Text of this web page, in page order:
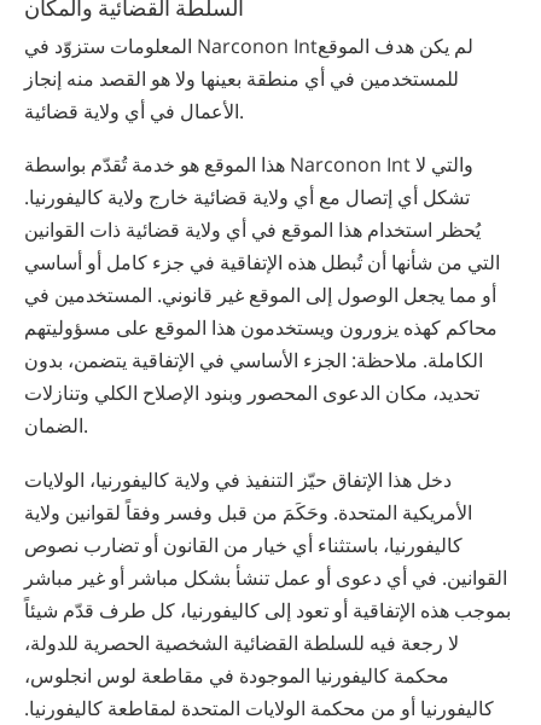
السلطة القضائية والمكان
المعلومات ستزوّد في Narconon Intلم يكن هدف الموقع
للمستخدمين في أي منطقة بعينها ولا هو القصد منه إنجاز
الأعمال في أي ولاية قضائية.
هذا الموقع هو خدمة تُقدّم بواسطة Narconon Int والتي لا
تشكل أي إتصال مع أي ولاية قضائية خارج ولاية كاليفورنيا.
يُحظر استخدام هذا الموقع في أي ولاية قضائية ذات القوانين
التي من شأنها أن تُبطل هذه الإتفاقية في جزء كامل أو أساسي
أو مما يجعل الوصول إلى الموقع غير قانوني. المستخدمين في
محاكم كهذه يزورون ويستخدمون هذا الموقع على مسؤوليتهم
الكاملة. ملاحظة: الجزء الأساسي في الإتفاقية يتضمن، بدون
تحديد، مكان الدعوى المحصور وبنود الإصلاح الكلي وتنازلات
الضمان.
دخل هذا الإتفاق حيّز التنفيذ في ولاية كاليفورنيا، الولايات
الأمريكية المتحدة. وحَكَمَ من قبل وفسر وفقاً لقوانين ولاية
كاليفورنيا، باستثناء أي خيار من القانون أو تضارب نصوص
القوانين. في أي دعوى أو عمل تنشأ بشكل مباشر أو غير مباشر
بموجب هذه الإتفاقية أو تعود إلى كاليفورنيا، كل طرف قدّم شيئاً
لا رجعة فيه للسلطة القضائية الشخصية الحصرية للدولة،
محكمة كاليفورنيا الموجودة في مقاطعة لوس انجلوس،
كاليفورنيا أو من محكمة الولايات المتحدة لمقاطعة كاليفورنيا.